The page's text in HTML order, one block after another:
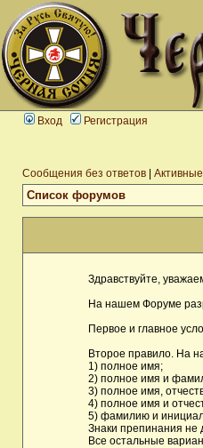
Вход Регистрация
Сообщения без ответов
Список форумов
Здравствуйте,
На нашем Форуме
Первое и главное
Второе правило. На
1) полное имя;
2) полное имя и
3) полное имя,
4) полное имя и
5) фамилию и
Знаки препинания не
Все остальные